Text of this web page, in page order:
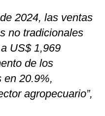
2024, las ventas
no tradicionales
US$ 1,969
de los
en 20.9%,
agropecuario”,